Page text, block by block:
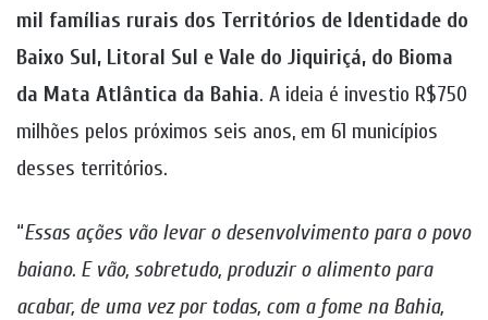
mil famílias rurais dos Territórios de Identidade do
Baixo Sul, Litoral Sul e Vale do Jiquiriçá, do Bioma
da Mata Atlântica da Bahia. A ideia é investio R$750
milhões pelos próximos seis anos, em 61 municípios
desses territórios.
“Essas ações vão levar o desenvolvimento para o povo
baiano. E vão, sobretudo, produzir o alimento para
acabar, de uma vez por todas, com a fome na Bahia,